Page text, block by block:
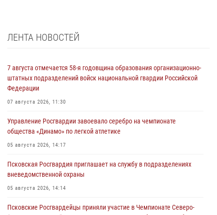
ЛЕНТА НОВОСТЕЙ
7 августа отмечается 58-я годовщина образования организационно-
штатных подразделений войск национальной гвардии Российской
Федерации
07 августа 2026, 11:30
Управление Росгвардии завоевало серебро на чемпионате
общества «Динамо» по легкой атлетике
05 августа 2026, 14:17
Псковская Росгвардия приглашает на службу в подразделениях
вневедомственной охраны
05 августа 2026, 14:14
Псковские Росгвардейцы приняли участие в Чемпионате Северо-